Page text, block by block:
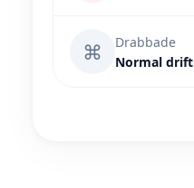
⌘
Drabbade
Normal drift